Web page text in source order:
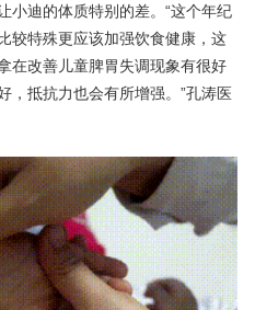
小迪的体质特别的差。“这个年纪
较特殊更应该加强饮食健康，这
在改善儿童脾胃失调现象有很好
，抵抗力也会有所增强。”孔涛医